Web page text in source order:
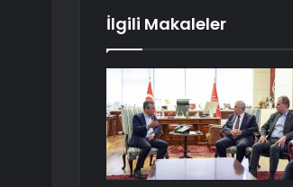
İlgili Makaleler